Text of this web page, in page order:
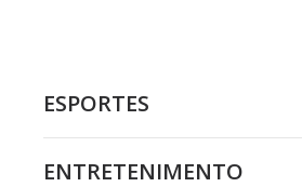
ESPORTES
ENTRETENIMENTO